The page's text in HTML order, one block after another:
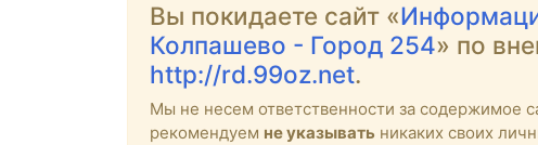
Вы покидаете сайт «
Колпашево - Город 254» по
http://rd.99oz.net.
Мы не несем ответственности за содержимое
рекомендуем не указывать никаких своих